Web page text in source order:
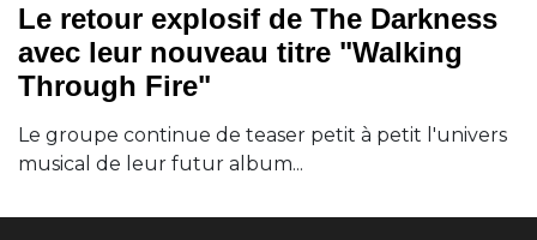
Le retour explosif de The Darkness
avec leur nouveau titre "Walking
Through Fire"
Le groupe continue de teaser petit à petit l'univers
musical de leur futur album...